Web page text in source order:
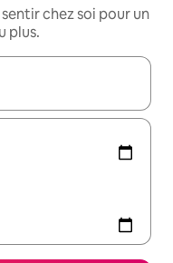
chez soi pour un
plus.
les en utilisant